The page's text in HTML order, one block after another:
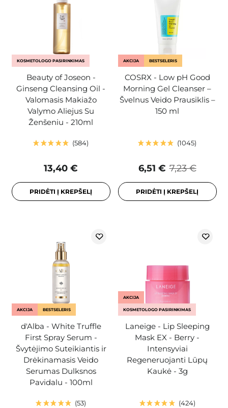
KOSMETOLOGO PASIRINKIMAS
Beauty of Joseon -
Ginseng Cleansing Oil -
Valomasis Makiažo
Valymo Aliejus Su
Ženšeniu - 210ml
584
13,40 €
PRIDĖTI Į KREPŠELĮ
AKCIJA BESTSELERIS
COSRX - Low pH Good
Morning Gel Cleanser –
Švelnus Veido Prausiklis –
150 ml
1045
7,23 €
6,51 €
PRIDĖTI Į KREPŠELĮ
AKCIJA BESTSELERIS
d'Alba - White Truffle
First Spray Serum -
Švytėjimo Suteikiantis ir
Drėkinamasis Veido
Serumas Dulksnos
Pavidalu - 100ml
53
AKCIJA
KOSMETOLOGO PASIRINKIMAS
Laneige - Lip Sleeping
Mask EX - Berry -
Intensyviai
Regeneruojanti Lūpų
Kaukė - 3g
424